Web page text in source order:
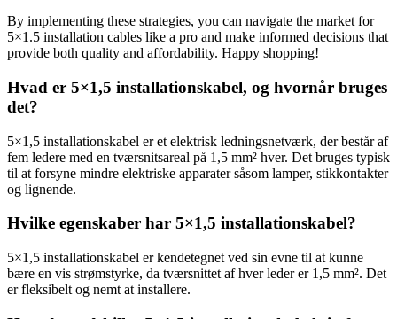
By implementing these strategies, you can navigate the market for
5×1.5 installation cables like a pro and make informed decisions that
provide both quality and affordability. Happy shopping!
Hvad er 5×1,5 installationskabel, og hvornår bruges
det?
5×1,5 installationskabel er et elektrisk ledningsnetværk, der består af
fem ledere med en tværsnitsareal på 1,5 mm² hver. Det bruges typisk
til at forsyne mindre elektriske apparater såsom lamper, stikkontakter
og lignende.
Hvilke egenskaber har 5×1,5 installationskabel?
5×1,5 installationskabel er kendetegnet ved sin evne til at kunne
bære en vis strømstyrke, da tværsnittet af hver leder er 1,5 mm². Det
er fleksibelt og nemt at installere.